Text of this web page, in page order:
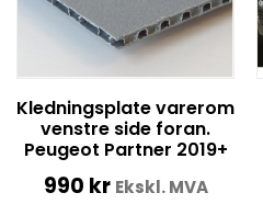
Kledningsplate varerom
venstre side foran.
Peugeot Partner 2019+
990 kr Ekskl. MVA